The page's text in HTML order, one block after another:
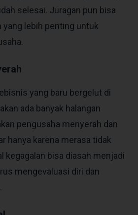
selesai. Juragan pun bisa
yang lebih penting untuk
yang baru bergelut di
ada banyak halangan
pengusaha menyerah dan
hanya karena merasa tidak
kegagalan bisa diasah menjadi
mengevaluasi diri dan